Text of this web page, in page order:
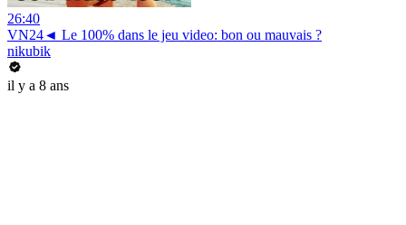
26:40
VN24◄ Le 100% dans le jeu video: bon ou mauvais ?
nikubik
il y a 8 ans